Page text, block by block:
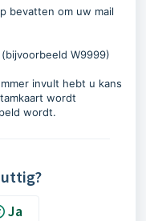
bevatten om uw mail
W9999)
invult hebt u kans
wordt
wordt.
Ja